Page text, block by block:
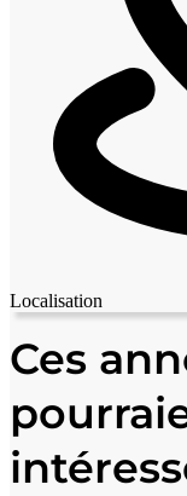
Localisation
+
−
Ces